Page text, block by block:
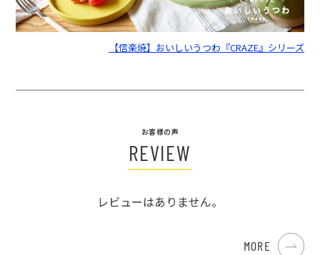
【信楽焼】おいしいうつわ『CRAZE』シリーズ
お客様の声
REVIEW
レビューはありません。
MORE